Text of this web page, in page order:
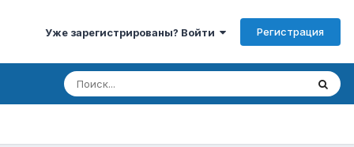
Уже зарегистрированы? Войти Регистрация